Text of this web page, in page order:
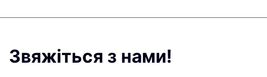
Звяжіться з нами!